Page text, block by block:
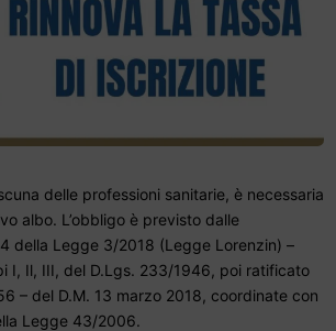
delle professioni sanitarie, è necessaria
albo. L’obbligo è previsto dalle
della Legge 3/2018 (Legge Lorenzin) –
I, Il, III, del D.Lgs. 233/1946, poi ratificato
– del D.M. 13 marzo 2018, coordinate con
Legge 43/2006.